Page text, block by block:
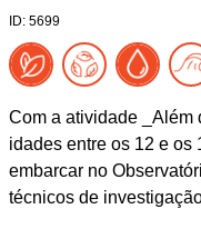
ID: 5699
Com a atividade _Além
idades entre os 12 e os
embarcar no
técnicos de